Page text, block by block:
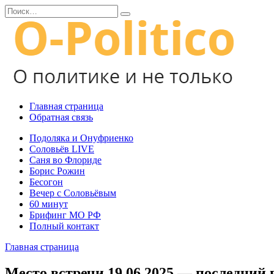
Перейти
к
содержанию
Search
for:
Главная страница
Обратная связь
Подоляка и Онуфриенко
Соловьёв LIVE
Саня во Флориде
Борис Рожин
Бесогон
Вечер с Соловьёвым
60 минут
Брифинг МО РФ
Полный контакт
Главная страница